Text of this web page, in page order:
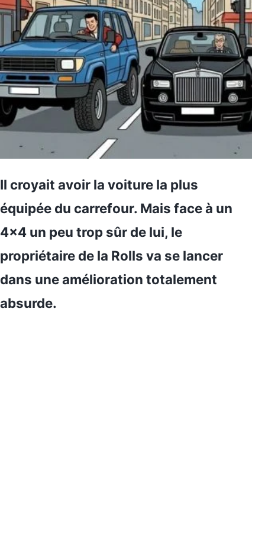
Il croyait avoir la voiture la plus
équipée du carrefour. Mais face à un
4×4 un peu trop sûr de lui, le
propriétaire de la Rolls va se lancer
dans une amélioration totalement
absurde.